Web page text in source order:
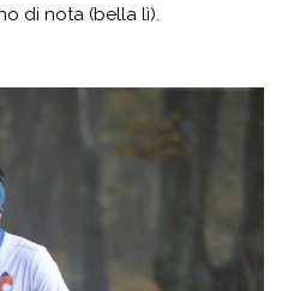
di nota (bella lì).